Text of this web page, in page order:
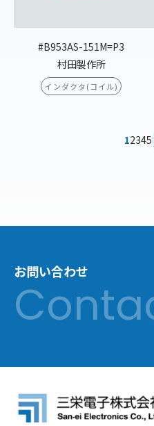
#B953AS-151M=P3
村田製作所
インダクタ(コイル)
12345
お問い合わせ